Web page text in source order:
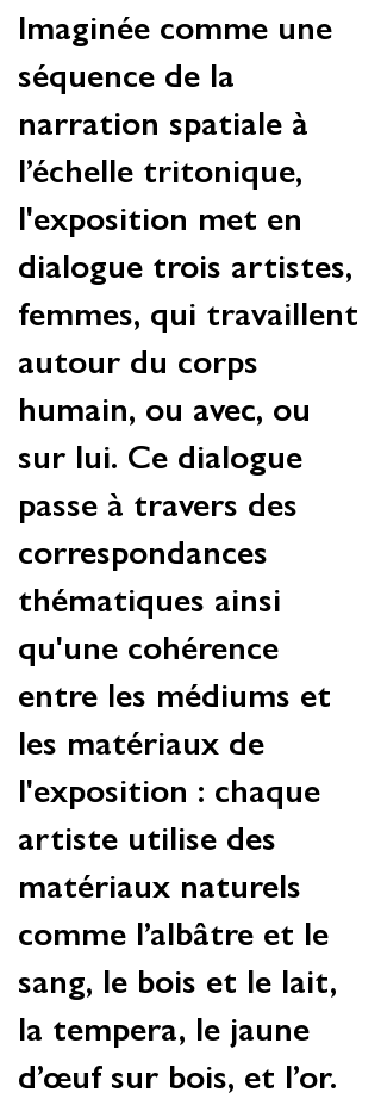
Imaginée comme une
séquence de la
narration spatiale à
l’échelle tritonique,
l'exposition met en
dialogue trois artistes,
femmes, qui travaillent
autour du corps
humain, ou avec, ou
sur lui. Ce dialogue
passe à travers des
correspondances
thématiques ainsi
qu'une cohérence
entre les médiums et
les matériaux de
l'exposition : chaque
artiste utilise des
matériaux naturels
comme l’albâtre et le
sang, le bois et le lait,
la tempera, le jaune
d’œuf sur bois, et l’or.